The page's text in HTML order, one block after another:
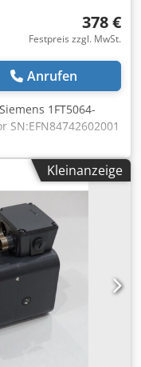
378 €
Festpreis zzgl. MwSt.
Anrufen
1FT5064-
Lieferumfang
Kleinanzeige